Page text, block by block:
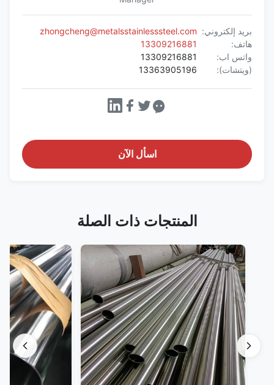
بريد إلكتروني: zhongcheng@metalsstainlesssteel.com
هاتف:
13309216881
واتس اب:
13309216881
(ويتشات):
13363905196
اسأل الآن
المنتجات ذات الصلة